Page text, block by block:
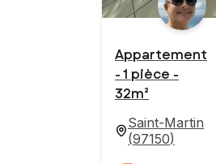
Appartement
- 1 pièce -
32m²
Saint-Martin
(97150)